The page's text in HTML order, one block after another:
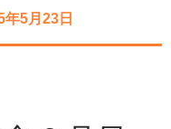
年5月23日